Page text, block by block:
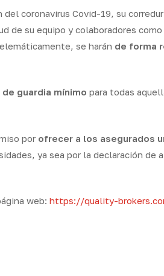
coronavirus Covid-19, su
de su equipo y colaboradores
se harán de forma
guardia mínimo para todas
por ofrecer a los asegurados
ya sea por la declaración de
web: https://quality-